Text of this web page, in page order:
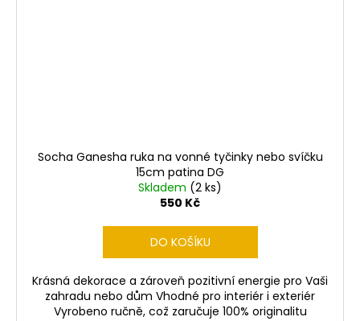
Socha Ganesha ruka na vonné tyčinky nebo svíčku
15cm patina DG
Skladem (2 ks)
550 Kč
DO KOŠÍKU
Krásná dekorace a zároveň pozitivní energie pro Vaši
zahradu nebo dům Vhodné pro interiér i exteriér
Vyrobeno ručně, což zaručuje 100% originalitu